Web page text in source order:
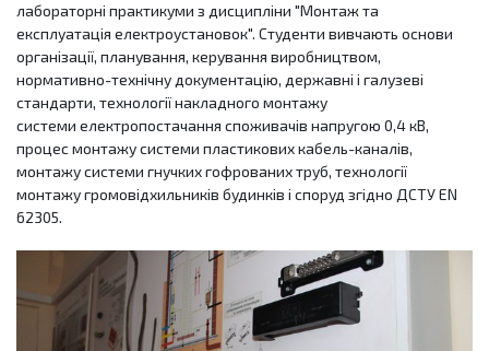
лабораторні практикуми з дисципліни "Монтаж та
експлуатація електроустановок". Студенти вивчають основи
організації, планування, керування виробництвом,
нормативно-технічну документацію, державні і галузеві
стандарти, технології накладного монтажу
системи електропостачання споживачів напругою 0,4 кВ,
процес монтажу системи пластикових кабель-каналів,
монтажу системи гнучких гофрованих труб, технології
монтажу громовідхильників будинків і споруд згідно ДСТУ EN
62305.